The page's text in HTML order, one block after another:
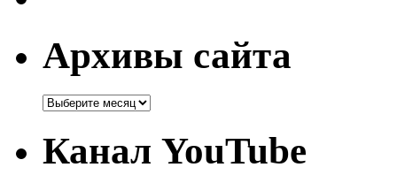
Архивы сайта
Канал YouTube